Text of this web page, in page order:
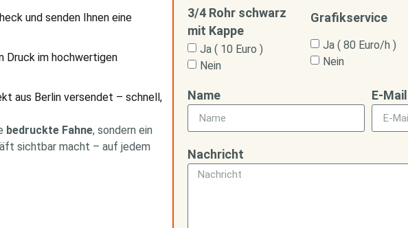
und senden Ihnen eine
Druck im hochwertigen
aus Berlin versendet – schnell,
bedruckte Fahne, sondern ein
sichtbar macht – auf jedem
3/4 Rohr schwarz
mit Kappe
Ja ( 10 Euro )
Nein
Grafikservice
Ja ( 80 Euro/h )
Nein
Name E-Mail
Nachricht